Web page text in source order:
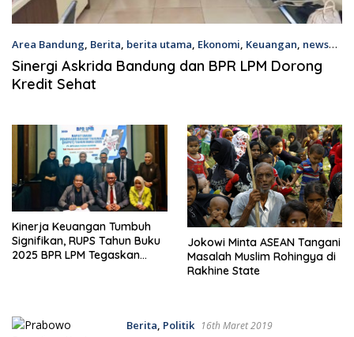
Area Bandung Berita berita utama Ekonomi Keuangan news
2nd Maret 2026
Sinergi Askrida Bandung dan BPR LPM Dorong
Kredit Sehat
Kinerja Keuangan Tumbuh
Signifikan, RUPS Tahun Buku
2025 BPR LPM Tegaskan
Jokowi Minta ASEAN Tangani
Masalah Muslim Rohingya di
Rakhine State
Berita, Politik 16th Maret 2019